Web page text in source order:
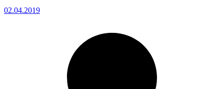
02.04.2019